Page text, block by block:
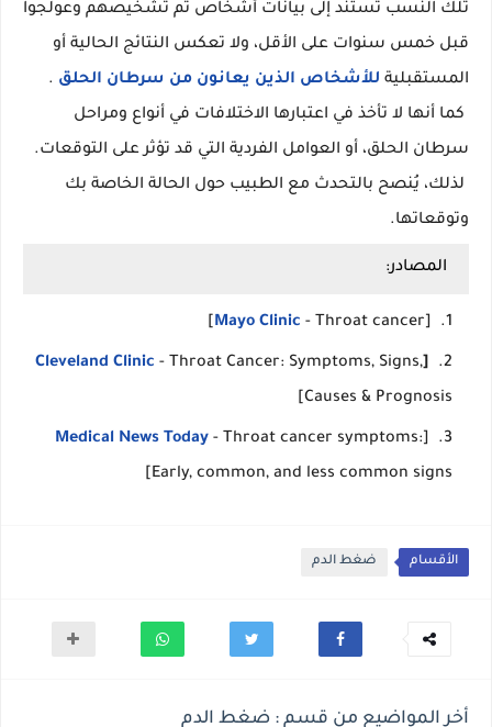
تلك النسب تستند إلى بيانات أشخاص تم تشخيصهم وعولجوا
قبل خمس سنوات على الأقل، ولا تعكس النتائج الحالية أو
المستقبلية للأشخاص الذين يعانون من سرطان الحلق .
كما أنها لا تأخذ في اعتبارها الاختلافات في أنواع ومراحل
سرطان الحلق، أو العوامل الفردية التي قد تؤثر على التوقعات.
لذلك، يُنصح بالتحدث مع الطبيب حول الحالة الخاصة بك
وتوقعاتها.
المصادر:
[
Mayo Clinic - Throat cancer]
[
Cleveland Clinic - Throat Cancer: Symptoms, Signs,
Causes & Prognosis]
[
Medical News Today - Throat cancer symptoms:
Early, common, and less common signs]
الأقسام ضغط الدم
أخر المواضيع من قسم : ضغط الدم